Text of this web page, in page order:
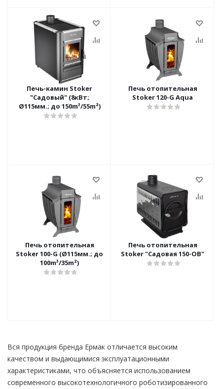
Печь-камин Stoker
"Садовый" (8кВт;
Ø115мм.; до 150m³/55m²)
Печь отопительная
Stoker 120-G Aqua
Печь отопительная
Stoker 100-G (Ø115мм.; до
100m³/35m²)
Печь отопительная
Stoker "Садовая 150-ОВ"
Вся продукция бренда Ермак отличается высоким
качеством и выдающимися эксплуатационными
характеристиками, что объясняется использованием
современного высокотехнологичного роботизированного